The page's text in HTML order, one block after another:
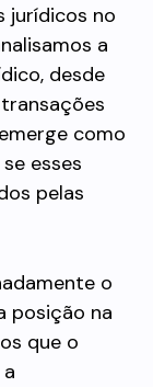
jurídicos no
a
desde
como
esses
pelas
o
posição na
que o